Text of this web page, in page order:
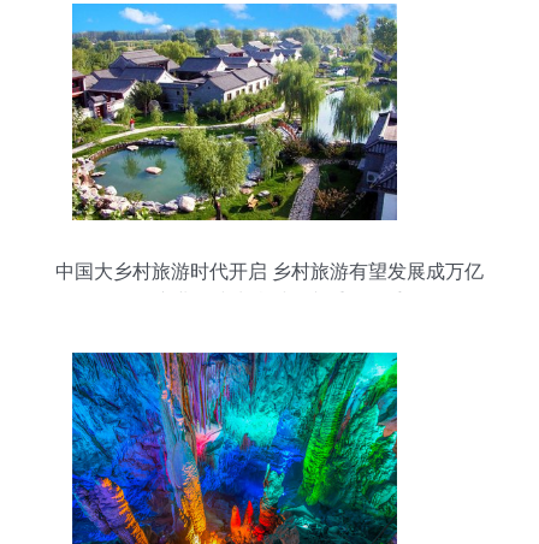
中国大乡村旅游时代开启 乡村旅游有望发展成万亿